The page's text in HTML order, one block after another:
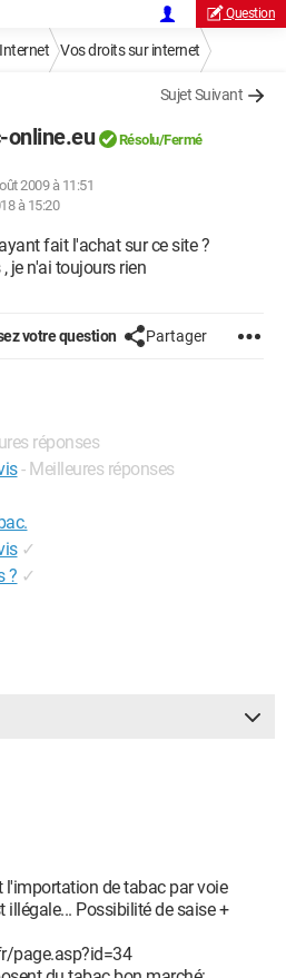
Question
Vos droits sur internet
Sujet Suivant
online.eu Résolu/Fermé
2009 à 11:51
à 15:20
fait l'achat sur ce site ?
je n'ai toujours rien
votre question Partager
réponses
- Meilleures réponses
✓
? ✓
l'importation de tabac par voie
Possibilité de saise +
page.asp?id=34